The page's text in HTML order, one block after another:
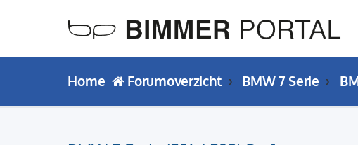
Home Forumoverzicht BMW 7 Serie